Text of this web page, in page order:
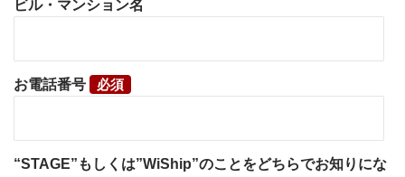
ビル・マンション名
お電話番号
“STAGE”もしくは”WiShip”のことをどちらでお知りにな